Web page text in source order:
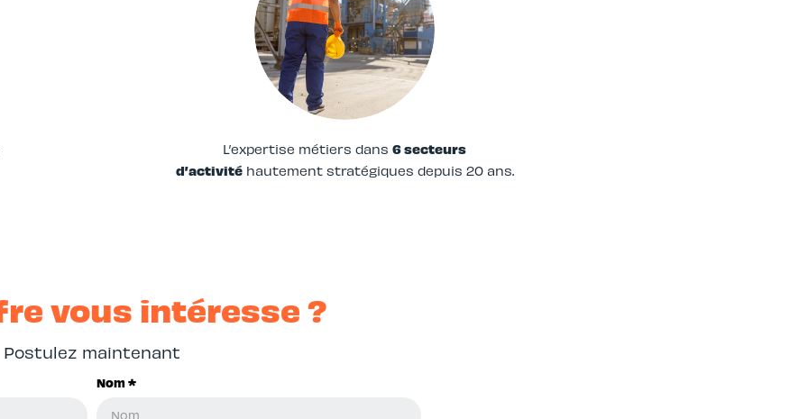
L’expertise métiers dans 6 secteurs
d’activitéhautement stratégiques depuis 20 ans.
vous intéresse ?
Postulez maintenant
Nom *